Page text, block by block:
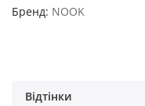
Бренд NOOK
Відтінки